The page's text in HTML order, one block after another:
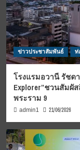
ข่าวประชาสัมพันธ์ ท่
โรงแรมอวานี รัชดา
Explorer”ชวนสัมผัส
พระราม 9
admin1 21/06/2026